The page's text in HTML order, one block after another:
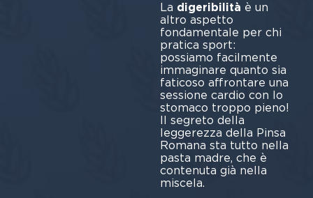
La digeribilità è un
altro aspetto
fondamentale per chi
pratica sport:
possiamo facilmente
immaginare quanto sia
faticoso affrontare una
sessione cardio con lo
stomaco troppo pieno!
Il segreto della
leggerezza della Pinsa
Romana sta tutto nella
pasta madre, che è
contenuta già nella
miscela.